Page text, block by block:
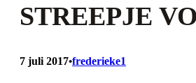
STREEPJE
7 juli 2017•frederieke1